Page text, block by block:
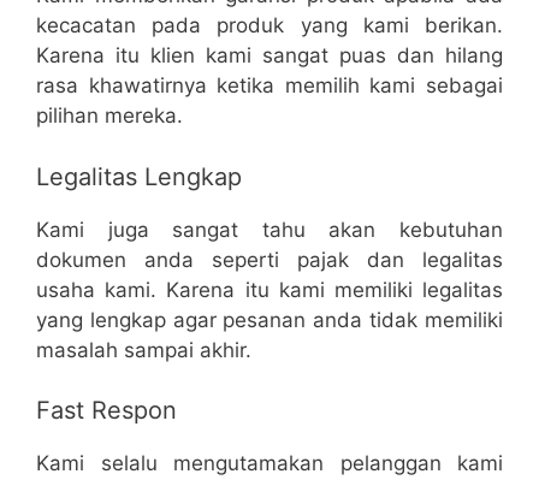
kecacatan pada produk yang kami berikan.
Karena itu klien kami sangat puas dan hilang
rasa khawatirnya ketika memilih kami sebagai
pilihan mereka.
Legalitas Lengkap
Kami juga sangat tahu akan kebutuhan
dokumen anda seperti pajak dan legalitas
usaha kami. Karena itu kami memiliki legalitas
yang lengkap agar pesanan anda tidak memiliki
masalah sampai akhir.
Fast Respon
Kami selalu mengutamakan pelanggan kami